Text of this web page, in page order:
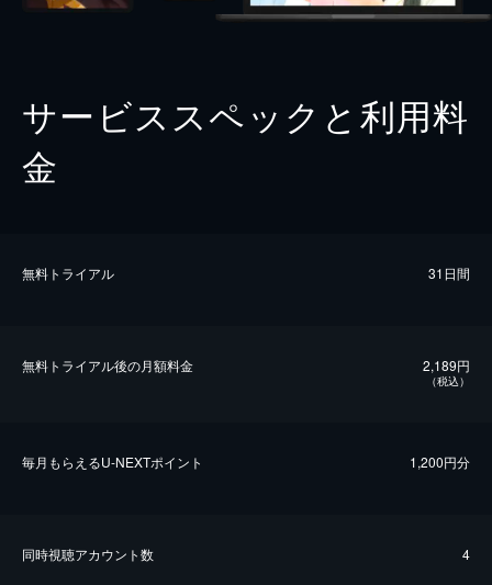
サービススペックと利用料
金
無料トライアル 31日間
無料トライアル後の⽉額料金 2,189円
（税込）
毎⽉もらえるU-NEXTポイント 1,200円分
同時視聴アカウント数 4